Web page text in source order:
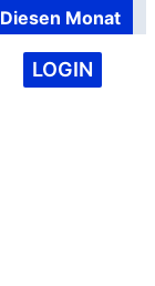
Diesen Monat
LOGIN